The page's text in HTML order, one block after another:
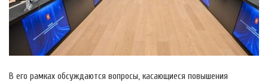
В его рамках обсуждаются вопросы, касающиеся повышения